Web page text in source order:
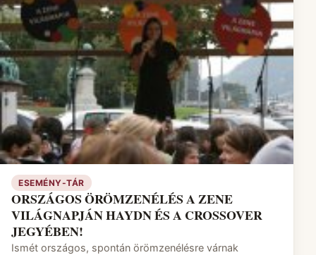
ESEMÉNY-TÁR
ORSZÁGOS ÖRÖMZENÉLÉS A ZENE
VILÁGNAPJÁN HAYDN ÉS A CROSSOVER
JEGYÉBEN!
Ismét országos, spontán örömzenélésre várnak